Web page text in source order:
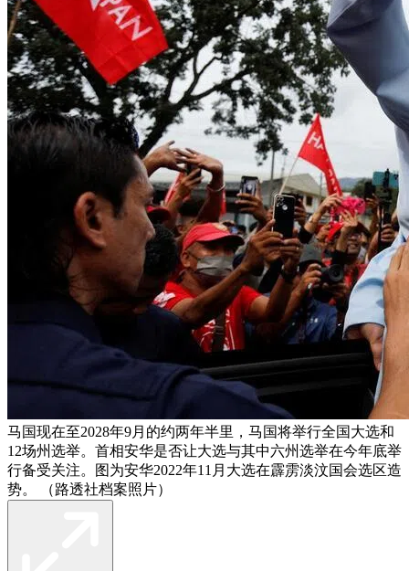
马国现在至2028年9月的约两年半里，马国将举行全国大选和
12场州选举。首相安华是否让大选与其中六州选举在今年底举
行备受关注。图为安华2022年11月大选在霹雳淡汶国会选区造
势。 （路透社档案照片）